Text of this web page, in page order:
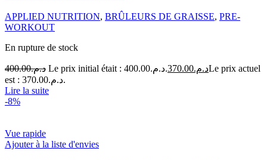
APPLIED NUTRITION, BRÛLEURS DE GRAISSE, PRE-
WORKOUT
En rupture de stock
د.م.400.00 Le prix initial était : د.م.400.00. د.م.370.00
Le prix actuel
est : د.م.370.00.
Lire la suite
-8%
Vue rapide
Ajouter à la liste d'envies